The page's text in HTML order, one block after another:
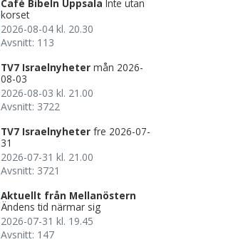
Café Bibeln Uppsala Inte utan
korset
2026-08-04 kl. 20.30
Avsnitt: 113
TV7 Israelnyheter mån 2026-
08-03
2026-08-03 kl. 21.00
Avsnitt: 3722
TV7 Israelnyheter fre 2026-07-
31
2026-07-31 kl. 21.00
Avsnitt: 3721
Aktuellt från Mellanöstern
Ändens tid närmar sig
2026-07-31 kl. 19.45
Avsnitt: 147